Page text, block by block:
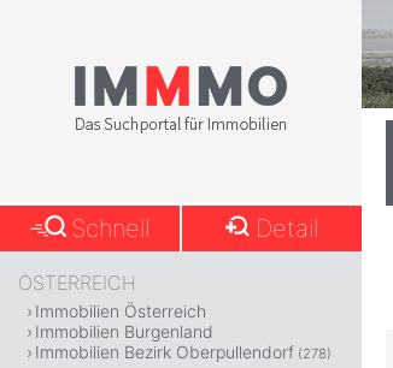
Schnell Detail
ÖSTERREICH
Immobilien Österreich
Immobilien Burgenland
Immobilien Bezirk Oberpullendorf (278)